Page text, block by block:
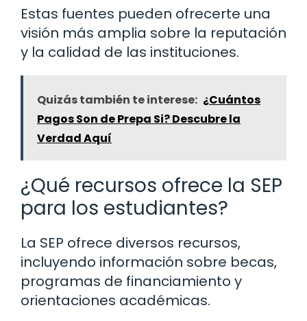
Estas fuentes pueden ofrecerte una
visión más amplia sobre la reputación
y la calidad de las instituciones.
Quizás también te interese: ¿Cuántos
Pagos Son de Prepa Si? Descubre la
Verdad Aquí
¿Qué recursos ofrece la SEP
para los estudiantes?
La SEP ofrece diversos recursos,
incluyendo información sobre becas,
programas de financiamiento y
orientaciones académicas.